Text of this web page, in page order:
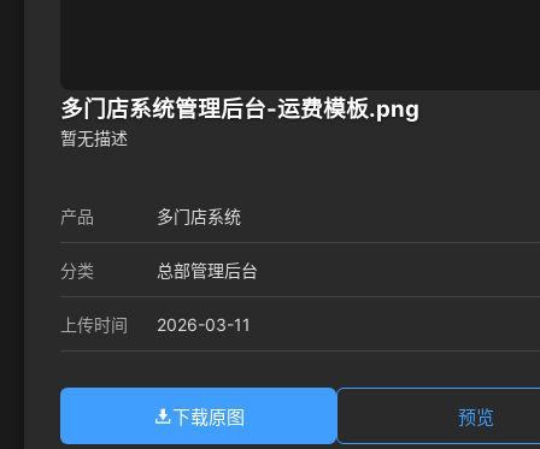
多门店系统管理后台-运费模板.png
暂无描述
产品 多门店系统
分类 总部管理后台
上传时间 2026-03-11
下载原图 预览